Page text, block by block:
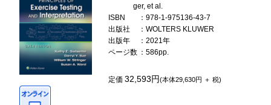
ger, et al.
ISBN
：978-1-975136-43-7
出版社
：WOLTERS KLUWER
出版年
：2021年
ページ数 ：586pp.
定価32,593円(本体29,630円 ＋ 税)